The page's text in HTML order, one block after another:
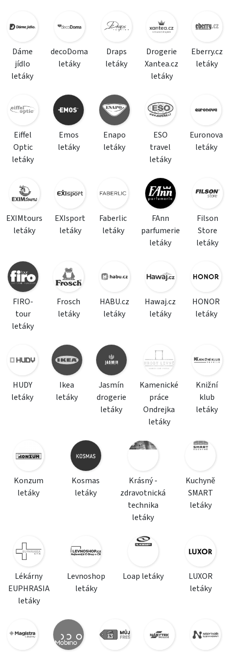
Dáme
jídlo
letáky
decoDoma
letáky
Draps
letáky
Drogerie
Xantea.cz
letáky
Eberry.cz
letáky
Eiffel
Optic
letáky
Emos
letáky
Enapo
letáky
ESO
travel
letáky
Euronova
letáky
EXIMtours
letáky
EXIsport
letáky
Faberlic
letáky
FAnn
parfumerie
letáky
Filson
Store
letáky
FIRO-
tour
letáky
Frosch
letáky
HABU.cz
letáky
Hawaj.cz
letáky
HONOR
letáky
HUDY
letáky
Ikea
letáky
Jasmín
drogerie
letáky
Kamenické
práce
Ondrejka
letáky
Knižní
klub
letáky
Konzum
letáky
Kosmas
letáky
Krásný -
zdravotnická
technika
letáky
Kuchyně
SMART
letáky
Lékárny
EUPHRASIA
letáky
Levnoshop
letáky
Loap letáky
LUXOR
letáky